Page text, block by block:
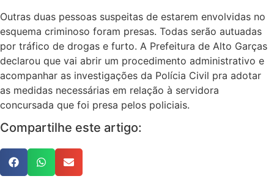
Outras duas pessoas suspeitas de estarem envolvidas no
esquema criminoso foram presas. Todas serão autuadas
por tráfico de drogas e furto. A Prefeitura de Alto Garças
declarou que vai abrir um procedimento administrativo e
acompanhar as investigações da Polícia Civil pra adotar
as medidas necessárias em relação à servidora
concursada que foi presa pelos policiais.
Compartilhe este artigo: